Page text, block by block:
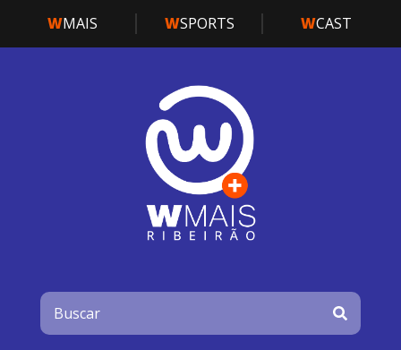
WMAIS WSPORTS WCAST